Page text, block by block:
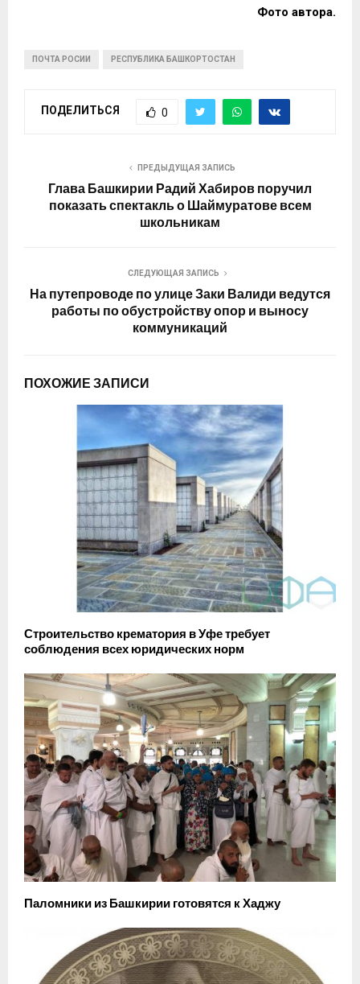
Фото автора.
ПОЧТА РОСИИ РЕСПУБЛИКА БАШКОРТОСТАН
ПОДЕЛИТЬСЯ 0
ПРЕДЫДУЩАЯ ЗАПИСЬ
Глава Башкирии Радий Хабиров поручил
показать спектакль о Шаймуратове всем
школьникам
СЛЕДУЮЩАЯ ЗАПИСЬ
На путепроводе по улице Заки Валиди ведутся
работы по обустройству опор и выносу
коммуникаций
ПОХОЖИЕ ЗАПИСИ
Строительство крематория в Уфе требует
соблюдения всех юридических норм
Паломники из Башкирии готовятся к Хаджу